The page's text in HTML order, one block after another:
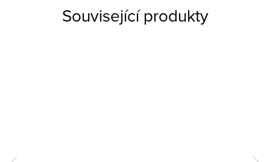
Související produkty